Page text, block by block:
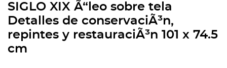
SIGLO XIX Ã“leo sobre tela
Detalles de conservaciÃ³n,
repintes y restauraciÃ³n 101 x 74.5
cm